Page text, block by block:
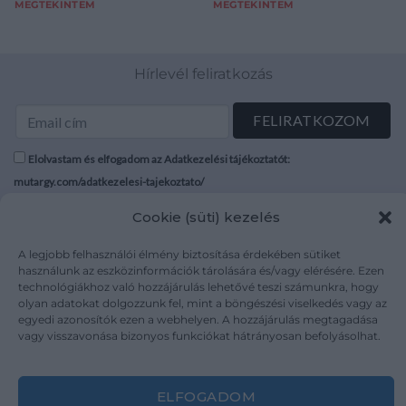
Cookie (süti) kezelés
A legjobb felhasználói élmény biztosítása érdekében sütiket
használunk az eszközinformációk tárolására és/vagy elérésére. Ezen
technológiákhoz való hozzájárulás lehetővé teszi számunkra, hogy
olyan adatokat dolgozzunk fel, mint a böngészési viselkedés vagy az
egyedi azonosítók ezen a webhelyen. A hozzájárulás megtagadása
vagy visszavonása bizonyos funkciókat hátrányosan befolyásolhat.
ELFOGADOM
MEGTEKINTEM MEGTEKINTEM
Hírlevél feliratkozás
Elolvastam és elfogadom az Adatkezelési tájékoztatót:
mutargy.com/adatkezelesi-tajekoztato/
Médiaajánlat
Karrier
Kapcsolat
Áraink
ÁSZF
Adatvédelem
Impresszum